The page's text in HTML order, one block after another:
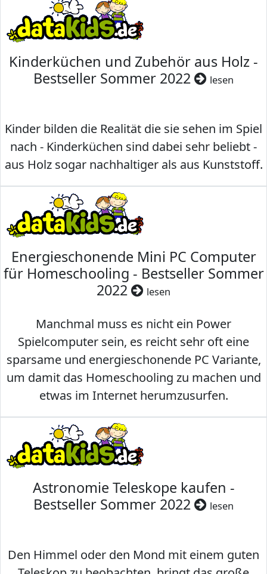
Kinderküchen und Zubehör aus Holz -
Bestseller Sommer 2022
lesen
Kinder bilden die Realität die sie sehen im Spiel
nach - Kinderküchen sind dabei sehr beliebt -
aus Holz sogar nachhaltiger als aus Kunststoff.
Energieschonende Mini PC Computer
für Homeschooling - Bestseller Sommer
2022
lesen
Manchmal muss es nicht ein Power
Spielcomputer sein, es reicht sehr oft eine
sparsame und energieschonende PC Variante,
um damit das Homeschooling zu machen und
etwas im Internet herumzusurfen.
Astronomie Teleskope kaufen -
Bestseller Sommer 2022
lesen
Den Himmel oder den Mond mit einem guten